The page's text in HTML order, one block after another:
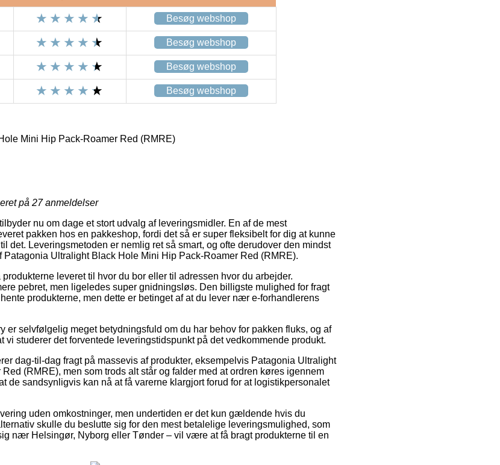
Besøg webshop
Besøg webshop
Besøg webshop
Besøg webshop
Mini Hip Pack-Roamer Red (RMRE)
på 27anmeldelser
nu om dage et stort udvalg af leveringsmidler. En af de mest
pakken hos en pakkeshop, fordi det så er super fleksibelt for dig at kunne
det. Leveringsmetoden er nemlig ret så smart, og ofte derudover den mindst
Ultralight Black Hole Mini Hip Pack-Roamer Red (RMRE).
leveret til hvor du bor eller til adressen hvor du arbejder.
pebret, men ligeledes super gnidningsløs. Den billigste mulighed for fragt
produkterne, men dette er betinget af at du lever nær e-forhandlerens
er selvfølgelig meget betydningsfuld om du har behov for pakken fluks, og af
studerer det forventede leveringstidspunkt på det vedkommende produkt.
dag-til-dag fragt på massevis af produkter, eksempelvis Patagonia Ultralight
(RMRE), men som trods alt står og falder med at ordren køres igennem
de sandsynligvis kan nå at få varerne klargjort forud for at logistikpersonalet
uden omkostninger, men undertiden er det kun gældende hvis du
skulle du beslutte sig for den mest betalelige leveringsmulighed, som
nær Helsingør, Nyborg eller Tønder – vil være at få bragt produkterne til en